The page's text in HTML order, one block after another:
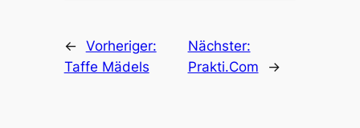
← Vorheriger:
Taffe Mädels
Nächster:
Prakti.Com
→